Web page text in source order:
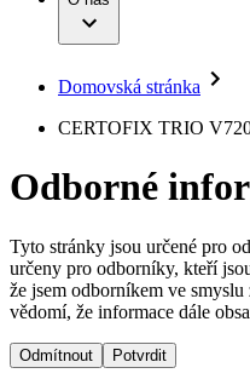
Léčba bolesti
Mimotělní
Onkologie
Ortopedie
Péče o rány
Péče o
Prevence a
Uzavírání
Onemocnění
B. Braun Avitum
Vaše příležitost​
Média
Tiskové
Kontakt
Registrace
Společnost
Odpovědnost
Domovská stránka
CERTOFIX TRIO
Odborné
Tyto stránky jsou určené pro
určeny pro odborníky, kteří
že jsem odborníkem ve
vědomí, že informace dále
Odmítnout Potvrdit